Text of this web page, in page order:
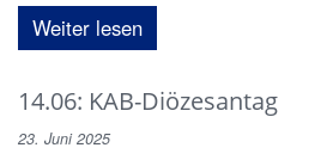
Weiter lesen
14.06: KAB-Diözesantag
23. Juni 2025